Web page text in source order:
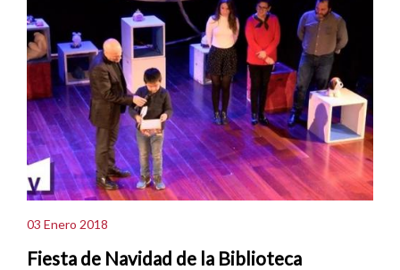
03 Enero 2018
Fiesta de Navidad de la Biblioteca